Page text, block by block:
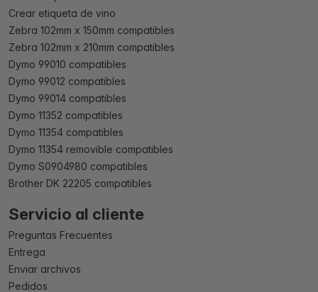
Crear etiqueta de vino
Zebra 102mm x 150mm compatibles
Zebra 102mm x 210mm compatibles
Dymo 99010 compatibles
Dymo 99012 compatibles
Dymo 99014 compatibles
Dymo 11352 compatibles
Dymo 11354 compatibles
Dymo 11354 removible compatibles
Dymo S0904980 compatibles
Brother DK 22205 compatibles
Servicio al cliente
Preguntas Frecuentes
Entrega
Enviar archivos
Pedidos